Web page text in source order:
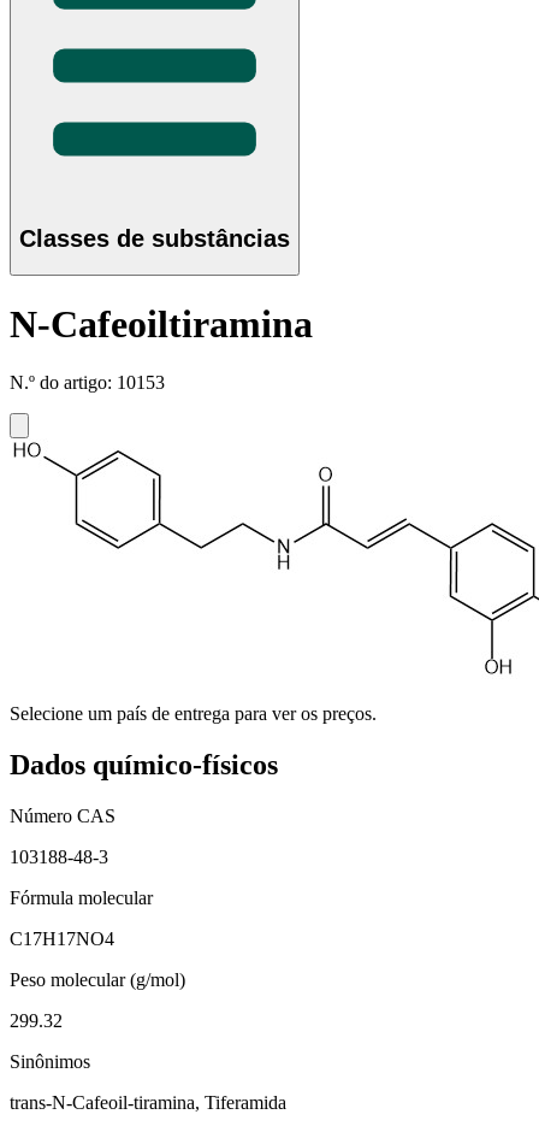
Classes de substâncias
N-Cafeoiltiramina
N.º do artigo: 10153
Selecione um país de entrega para ver os preços.
Dados químico-físicos
Número CAS
103188-48-3
Fórmula molecular
C17H17NO4
Peso molecular (g/mol)
299.32
Sinônimos
trans-N-Cafeoil-tiramina, Tiferamida